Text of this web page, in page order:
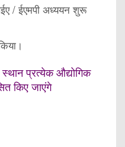
/ ईएमपी अध्ययन शुरू
स्थान प्रत्येक औद्योगिक
किए जाएंगे